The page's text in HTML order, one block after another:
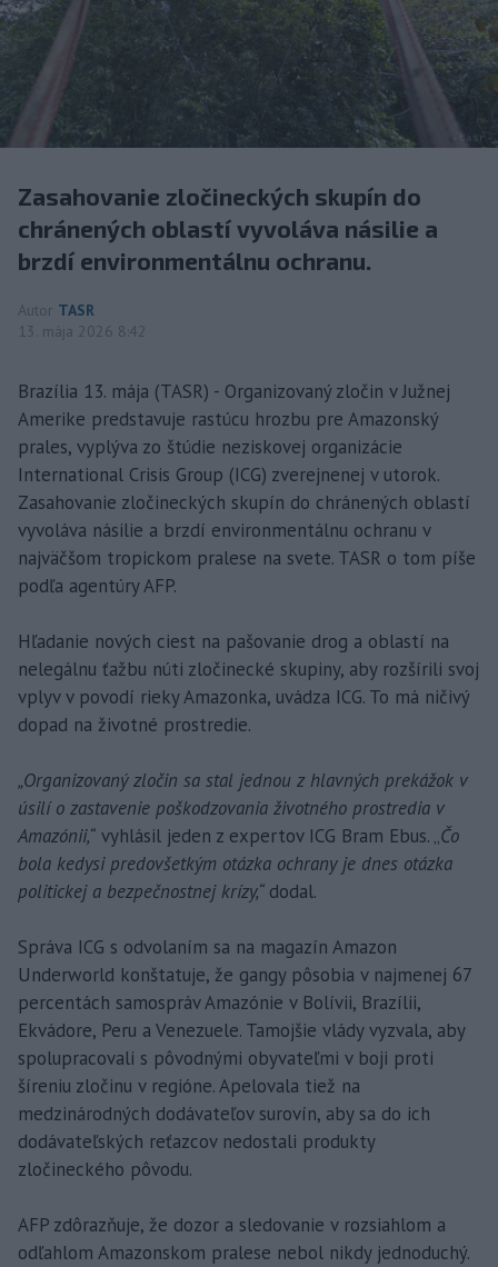
Zasahovanie zločineckých skupín do
chránených oblastí vyvoláva násilie a
brzdí environmentálnu ochranu.
Autor TASR
13. mája 2026 8:42
Brazília 13. mája (TASR) - Organizovaný zločin v Južnej
Amerike predstavuje rastúcu hrozbu pre Amazonský
prales, vyplýva zo štúdie neziskovej organizácie
International Crisis Group (ICG) zverejnenej v utorok.
Zasahovanie zločineckých skupín do chránených oblastí
vyvoláva násilie a brzdí environmentálnu ochranu v
najväčšom tropickom pralese na svete. TASR o tom píše
podľa agentúry AFP.
Hľadanie nových ciest na pašovanie drog a oblastí na
nelegálnu ťažbu núti zločinecké skupiny, aby rozšírili svoj
vplyv v povodí rieky Amazonka, uvádza ICG. To má ničivý
dopad na životné prostredie.
„Organizovaný zločin sa stal jednou z hlavných prekážok v
úsilí o zastavenie poškodzovania životného prostredia v
Amazónii,“ vyhlásil jeden z expertov ICG Bram Ebus. „Čo
bola kedysi predovšetkým otázka ochrany je dnes otázka
politickej a bezpečnostnej krízy,“ dodal.
Správa ICG s odvolaním sa na magazín Amazon
Underworld konštatuje, že gangy pôsobia v najmenej 67
percentách samospráv Amazónie v Bolívii, Brazílii,
Ekvádore, Peru a Venezuele. Tamojšie vlády vyzvala, aby
spolupracovali s pôvodnými obyvateľmi v boji proti
šíreniu zločinu v regióne. Apelovala tiež na
medzinárodných dodávateľov surovín, aby sa do ich
dodávateľských reťazcov nedostali produkty
zločineckého pôvodu.
AFP zdôrazňuje, že dozor a sledovanie v rozsiahlom a
odľahlom Amazonskom pralese nebol nikdy jednoduchý.